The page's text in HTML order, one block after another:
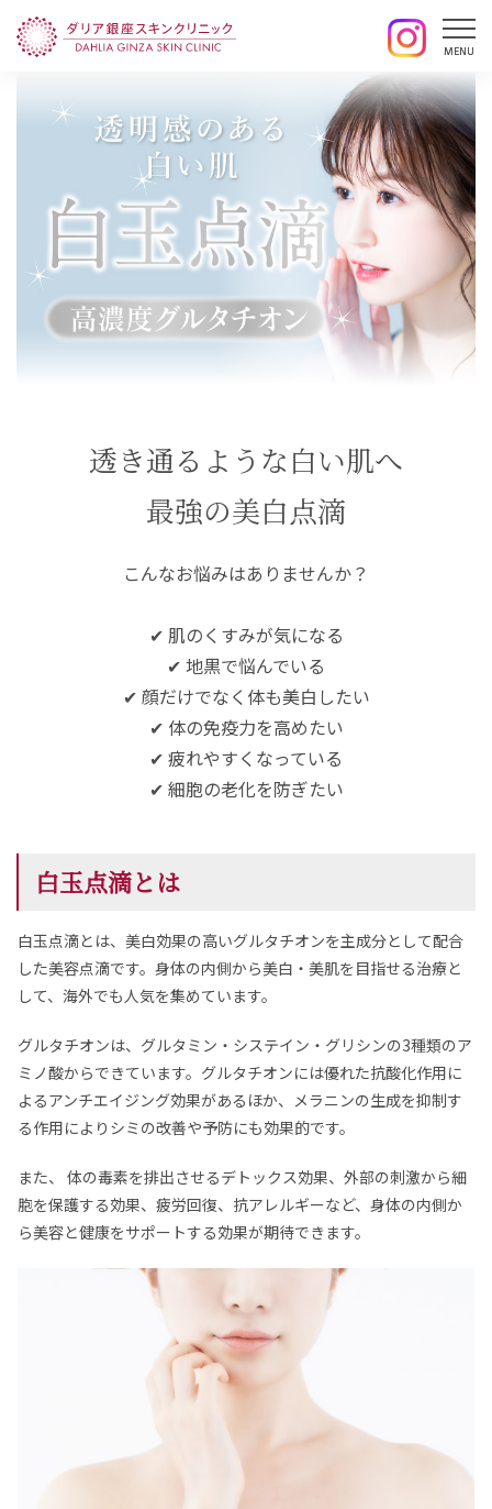
透き通るような白い肌へ
最強の美白点滴
こんなお悩みはありませんか？
✔ 肌のくすみが気になる
✔ 地黒で悩んでいる
✔ 顔だけでなく体も美白したい
✔ 体の免疫力を高めたい
✔ 疲れやすくなっている
✔ 細胞の老化を防ぎたい
白玉点滴とは
白玉点滴とは、美白効果の高いグルタチオンを主成分として配合
した美容点滴です。身体の内側から美白・美肌を目指せる治療と
して、海外でも人気を集めています。
グルタチオンは、グルタミン・システイン・グリシンの3種類のア
ミノ酸からできています。グルタチオンには優れた抗酸化作用に
よるアンチエイジング効果があるほか、メラニンの生成を抑制す
る作用によりシミの改善や予防にも効果的です。
また、 体の毒素を排出させるデトックス効果、外部の刺激から細
胞を保護する効果、疲労回復、抗アレルギーなど、身体の内側か
ら美容と健康をサポートする効果が期待できます。